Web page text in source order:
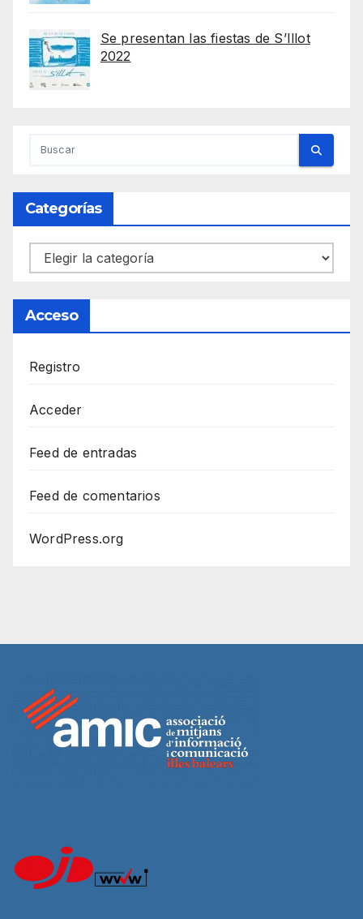
Se presentan las fiestas de S’Illot
2022
Categorías
Categorías
Acceso
Registro
Acceder
Feed de entradas
Feed de comentarios
WordPress.org